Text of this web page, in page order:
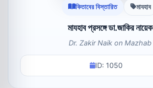
কিতাবের বিস্তারিত মাযহাব
মাযহাব প্রসঙ্গে ডা.জাকির নায়েক
Dr. Zakir Naik on Mazhab
ID: 1050